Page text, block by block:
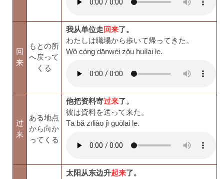
回
来
もとの所
へ戻って
くる
我从单位走回来了。
わたしは職場から歩いて帰ってきた。
Wǒ cóng dānwèi zǒu huílai le.
过
来
ある地点
から向か
ってくる
他把资料寄过来了。
彼は資料を送って来た。
Tā bǎ zīliào jì guòlai le.
太阳从东边升起来了。